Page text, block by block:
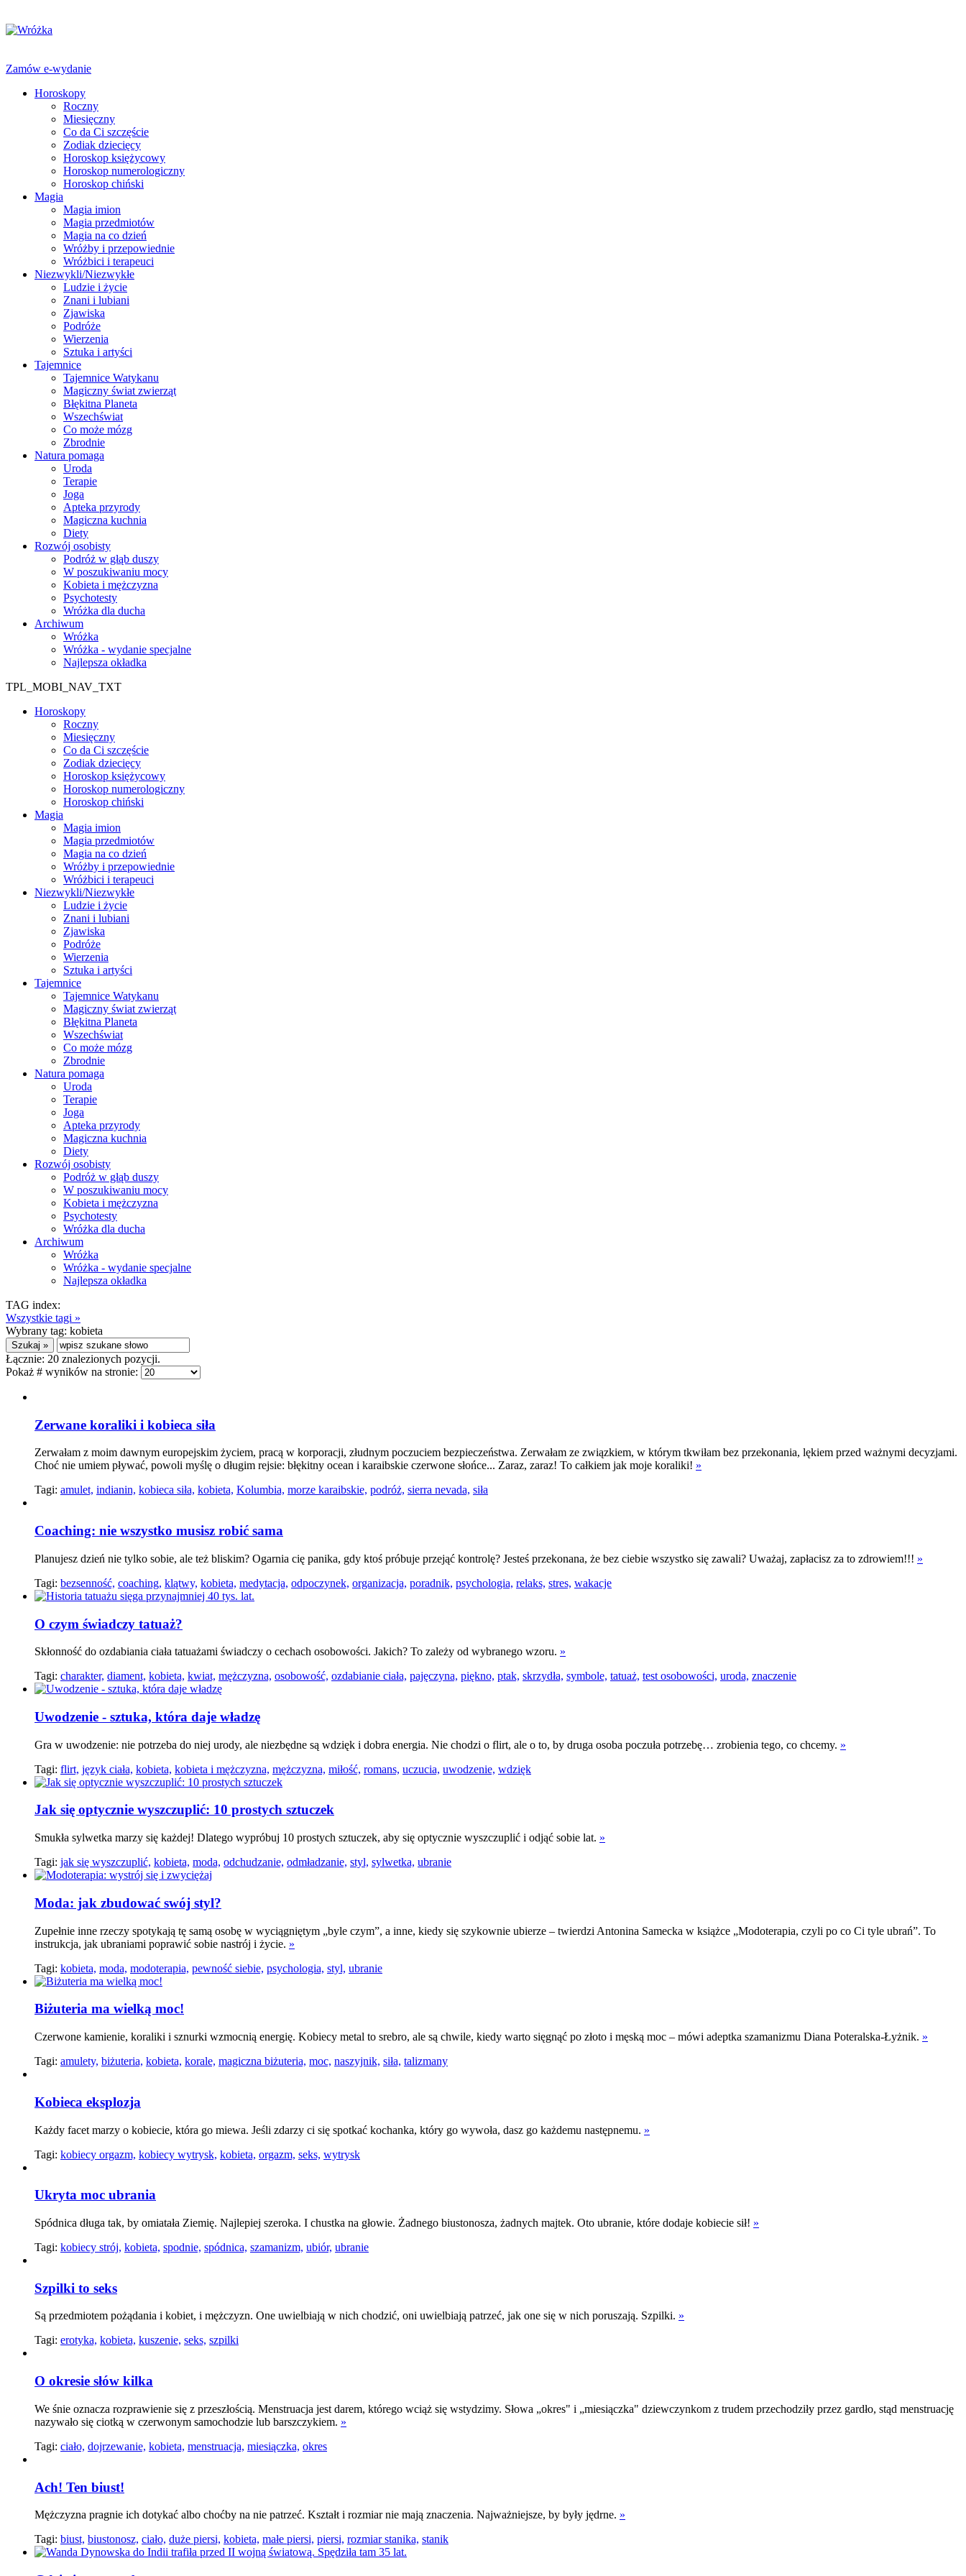
Zamów e-wydanie
Horoskopy
Roczny
Miesięczny
Co da Ci szczęście
Zodiak dziecięcy
Horoskop księżycowy
Horoskop numerologiczny
Horoskop chiński
Magia
Magia imion
Magia przedmiotów
Magia na co dzień
Wróżby i przepowiednie
Wróżbici i terapeuci
Niezwykli/Niezwykłe
Ludzie i życie
Znani i lubiani
Zjawiska
Podróże
Wierzenia
Sztuka i artyści
Tajemnice
Tajemnice Watykanu
Magiczny świat zwierząt
Błękitna Planeta
Wszechświat
Co może mózg
Zbrodnie
Natura pomaga
Uroda
Terapie
Joga
Apteka przyrody
Magiczna kuchnia
Diety
Rozwój osobisty
Podróż w głąb duszy
W poszukiwaniu mocy
Kobieta i mężczyzna
Psychotesty
Wróżka dla ducha
Archiwum
Wróżka
Wróżka - wydanie specjalne
Najlepsza okładka
TPL_MOBI_NAV_TXT
Horoskopy
Roczny
Miesięczny
Co da Ci szczęście
Zodiak dziecięcy
Horoskop księżycowy
Horoskop numerologiczny
Horoskop chiński
Magia
Magia imion
Magia przedmiotów
Magia na co dzień
Wróżby i przepowiednie
Wróżbici i terapeuci
Niezwykli/Niezwykłe
Ludzie i życie
Znani i lubiani
Zjawiska
Podróże
Wierzenia
Sztuka i artyści
Tajemnice
Tajemnice Watykanu
Magiczny świat zwierząt
Błękitna Planeta
Wszechświat
Co może mózg
Zbrodnie
Natura pomaga
Uroda
Terapie
Joga
Apteka przyrody
Magiczna kuchnia
Diety
Rozwój osobisty
Podróż w głąb duszy
W poszukiwaniu mocy
Kobieta i mężczyzna
Psychotesty
Wróżka dla ducha
Archiwum
Wróżka
Wróżka - wydanie specjalne
Najlepsza okładka
TAG index:
Wszystkie tagi »
Wybrany tag: kobieta
Łącznie: 20 znalezionych pozycji.
Pokaż # wyników na stronie:
Zerwane koraliki i kobieca siła
Zerwałam z moim dawnym europejskim życiem, pracą w korporacji, złudnym poczuciem bezpieczeństwa. Zerwałam ze związkiem, w którym tkwiłam bez przekonania, lękiem przed ważnymi decyzjami.
Choć nie umiem pływać, powoli myślę o długim rejsie: błękitny ocean i karaibskie czerwone słońce... Zaraz, zaraz! To całkiem jak moje koraliki! »
Tagi: amulet, indianin, kobieca siła, kobieta, Kolumbia, morze karaibskie, podróż, sierra nevada, siła
Coaching: nie wszystko musisz robić sama
Planujesz dzień nie tylko sobie, ale też bliskim? Ogarnia cię panika, gdy ktoś próbuje przejąć kontrolę? Jesteś przekonana, że bez ciebie wszystko się zawali? Uważaj, zapłacisz za to zdrowiem!!! »
Tagi: bezsenność, coaching, klątwy, kobieta, medytacja, odpoczynek, organizacja, poradnik, psychologia, relaks, stres, wakacje
O czym świadczy tatuaż?
Skłonność do ozdabiania ciała tatuażami świadczy o cechach osobowości. Jakich? To zależy od wybranego wzoru. »
Tagi: charakter, diament, kobieta, kwiat, mężczyzna, osobowość, ozdabianie ciała, pajęczyna, piękno, ptak, skrzydła, symbole, tatuaż, test osobowości, uroda, znaczenie
Uwodzenie - sztuka, która daje władzę
Gra w uwodzenie: nie potrzeba do niej urody, ale niezbędne są wdzięk i dobra energia. Nie chodzi o flirt, ale o to, by druga osoba poczuła potrzebę… zrobienia tego, co chcemy. »
Tagi: flirt, język ciała, kobieta, kobieta i mężczyzna, mężczyzna, miłość, romans, uczucia, uwodzenie, wdzięk
Jak się optycznie wyszczuplić: 10 prostych sztuczek
Smukła sylwetka marzy się każdej! Dlatego wypróbuj 10 prostych sztuczek, aby się optycznie wyszczuplić i odjąć sobie lat. »
Tagi: jak się wyszczuplić, kobieta, moda, odchudzanie, odmładzanie, styl, sylwetka, ubranie
Moda: jak zbudować swój styl?
Zupełnie inne rzeczy spotykają tę samą osobę w wyciągniętym „byle czym”, a inne, kiedy się szykownie ubierze – twierdzi Antonina Samecka w książce „Modoterapia, czyli po co Ci tyle ubrań”. To
instrukcja, jak ubraniami poprawić sobie nastrój i życie. »
Tagi: kobieta, moda, modoterapia, pewność siebie, psychologia, styl, ubranie
Biżuteria ma wielką moc!
Czerwone kamienie, koraliki i sznurki wzmocnią energię. Kobiecy metal to srebro, ale są chwile, kiedy warto sięgnąć po złoto i męską moc – mówi adeptka szamanizmu Diana Poteralska-Łyżnik. »
Tagi: amulety, biżuteria, kobieta, korale, magiczna biżuteria, moc, naszyjnik, siła, talizmany
Kobieca eksplozja
Każdy facet marzy o kobiecie, która go miewa. Jeśli zdarzy ci się spotkać kochanka, który go wywoła, dasz go każdemu następnemu. »
Tagi: kobiecy orgazm, kobiecy wytrysk, kobieta, orgazm, seks, wytrysk
Ukryta moc ubrania
Spódnica długa tak, by omiatała Ziemię. Najlepiej szeroka. I chustka na głowie. Żadnego biustonosza, żadnych majtek. Oto ubranie, które dodaje kobiecie sił! »
Tagi: kobiecy strój, kobieta, spodnie, spódnica, szamanizm, ubiór, ubranie
Szpilki to seks
Są przedmiotem pożądania i kobiet, i mężczyzn. One uwielbiają w nich chodzić, oni uwielbiają patrzeć, jak one się w nich poruszają. Szpilki. »
Tagi: erotyka, kobieta, kuszenie, seks, szpilki
O okresie słów kilka
We śnie oznacza rozprawienie się z przeszłością. Menstruacja jest darem, którego wciąż się wstydzimy. Słowa „okres" i „miesiączka" dziewczynkom z trudem przechodziły przez gardło, stąd menstruację
nazywało się ciotką w czerwonym samochodzie lub barszczykiem. »
Tagi: ciało, dojrzewanie, kobieta, menstruacja, miesiączka, okres
Ach! Ten biust!
Mężczyzna pragnie ich dotykać albo choćby na nie patrzeć. Kształt i rozmiar nie mają znaczenia. Najważniejsze, by były jędrne. »
Tagi: biust, biustonosz, ciało, duże piersi, kobieta, małe piersi, piersi, rozmiar stanika, stanik